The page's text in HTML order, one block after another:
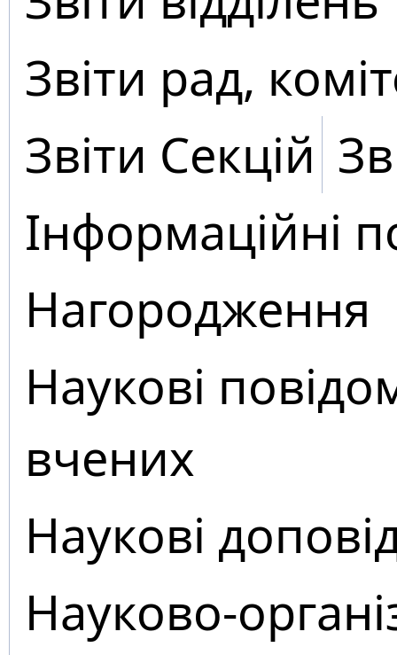
Звіти рад,
Звіти Секцій
Інформаційні
Нагородження
Наукові
вчених
Наукові
Науково-